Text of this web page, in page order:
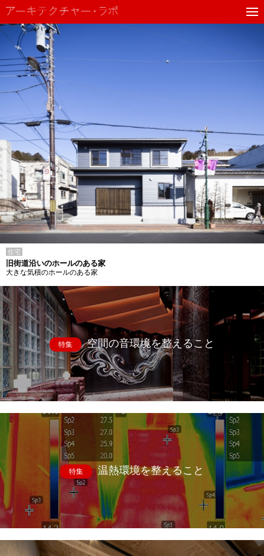
住宅
旧街道沿いのホールのある家
大きな気積のホールのある家
特集 空間の音環境を整えること
特集 温熱環境を整えること